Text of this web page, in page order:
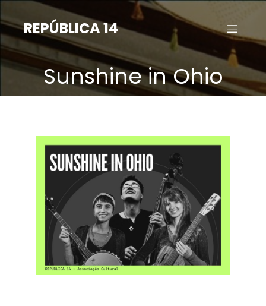
Saltar
o
conteúdoREPÚBLICA 14
Sunshine in Ohio